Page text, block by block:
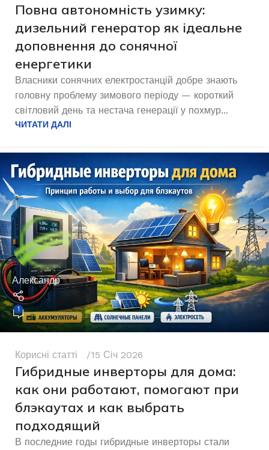
Повна автономність узимку:
дизельний генератор як ідеальне
доповнення до сонячної
енергетики
Власники сонячних електростанцій добре знають
головну проблему зимового періоду — короткий
світловий день та нестача генерації у похмур...
ЧИТАТИ ДАЛІ
Александр
1
Корисні статті 15 Січ 2026
Гибридные инверторы для дома:
как они работают, помогают при
блэкаутах и как выбрать
подходящий
В последние годы гибридные инверторы стали